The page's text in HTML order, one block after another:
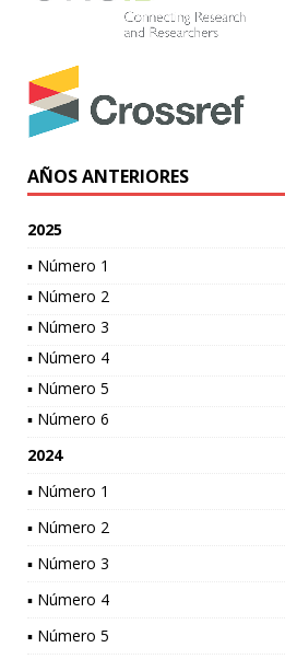
AÑOS ANTERIORES
2025
▪ Número 1
▪ Número 2
▪ Número 3
▪ Número 4
▪ Número 5
▪ Número 6
2024
▪ Número 1
▪ Número 2
▪ Número 3
▪ Número 4
▪ Número 5